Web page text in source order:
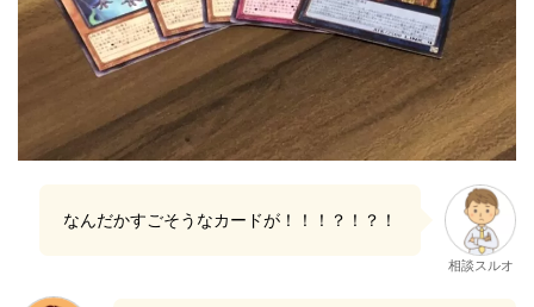
なんだかすごそうなカードが！！！？！？！
相談スルオ